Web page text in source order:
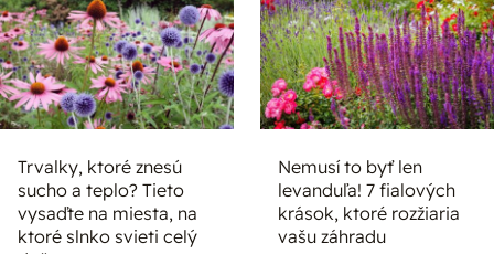
sucho a teplo? Tieto
vysaďte na miesta, na
ktoré slnko svieti celý
deň
levanduľa! 7 fialových
krások, ktoré rozžiaria
vašu záhradu